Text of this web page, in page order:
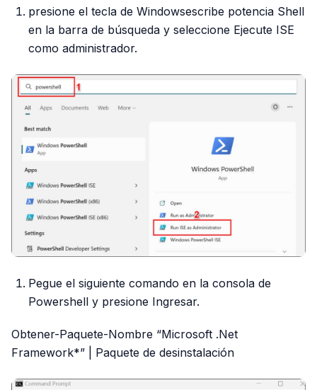
presione el tecla de Windowsescribe potencia Shell
en la barra de búsqueda y seleccione Ejecute ISE
como administrador.
Pegue el siguiente comando en la consola de
Powershell y presione Ingresar.
Obtener-Paquete-Nombre “Microsoft .Net
Framework*” | Paquete de desinstalación